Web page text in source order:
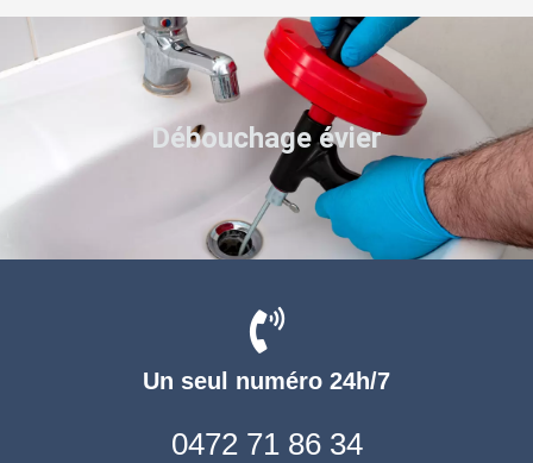
Un seul numéro 24h/7
0472 71 86 34
Débouchage évier